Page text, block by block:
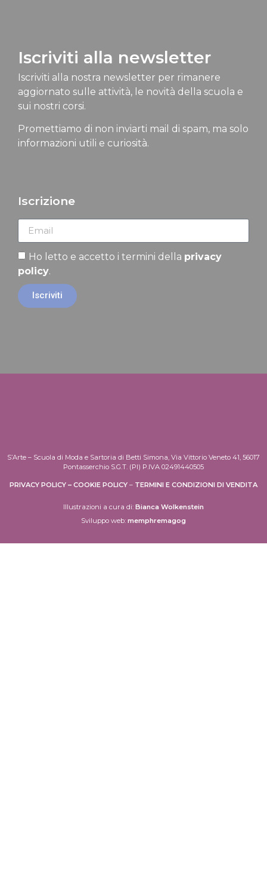
Iscriviti alla newsletter
Iscriviti alla nostra newsletter per rimanere
aggiornato sulle attività, le novità della scuola e
sui nostri corsi.
Promettiamo di non inviarti mail di spam, ma solo
informazioni utili e curiosità.
Iscrizione
Ho letto e accetto i termini della privacy
policy.
Iscriviti
S’Arte – Scuola di Moda e Sartoria di Betti Simona, Via Vittorio Veneto 41, 56017
Pontasserchio S.G.T. (PI) P.IVA 02491440505
PRIVACY POLICY – COOKIE POLICY – TERMINI E CONDIZIONI DI VENDITA
Illustrazioni a cura di: Bianca Wolkenstein
Sviluppo web: memphremagog